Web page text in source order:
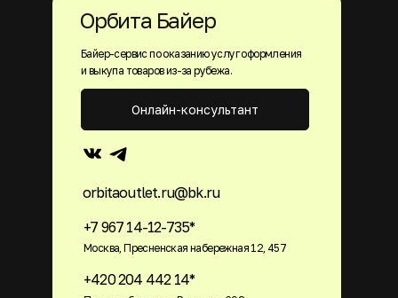
Байер-сервис по оказанию услуг оформления
и выкупа товаров из-за рубежа.
+7 967 14-12-735*
Москва, Пресненская набережная 12, 457
+420 204 442 14*
orbitaoutlet.ru@bk.ru
Онлайн-консультант
Орбита Байер